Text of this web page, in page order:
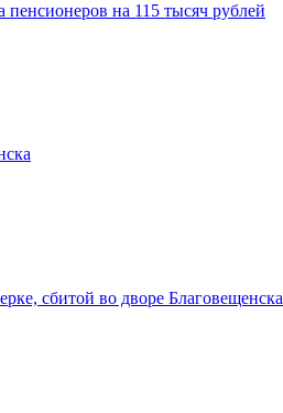
на 115 тысяч рублей
сбитой во дворе Благовещенска